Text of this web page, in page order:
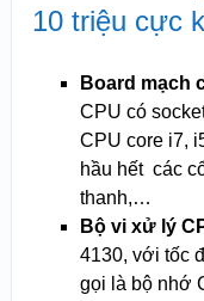
10 triệu cực
Board mạch
CPU có
CPU core i7,
hầu hết các
thanh,…
Bộ vi xử lý
4130, với tốc
gọi là bộ nhớ